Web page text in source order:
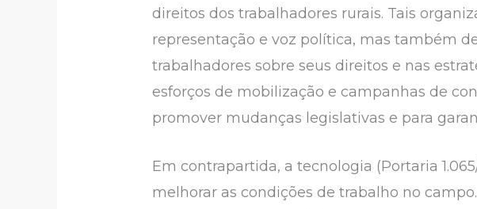
direitos dos trabalhadores rurais. Tais
representação e voz política, mas também
trabalhadores sobre seus direitos e nas
esforços de mobilização e campanhas de
promover mudanças legislativas e para
Em contrapartida, a tecnologia (Portaria
melhorar as condições de trabalho no